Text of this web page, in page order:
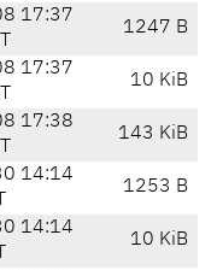
17:37
1247 B
17:37
10 KiB
17:38
143 KiB
14:14
1253 B
14:14
10 KiB